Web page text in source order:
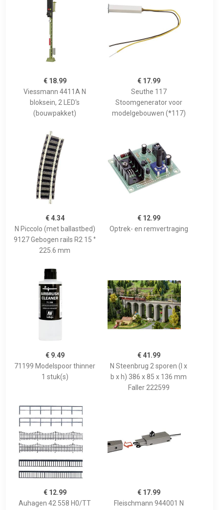
€ 18.99
Viessmann 4411A N
bloksein, 2 LED's
(bouwpakket)
€ 17.99
Seuthe 117
Stoomgenerator voor
modelgebouwen (*117)
€ 4.34
N Piccolo (met ballastbed)
9127 Gebogen rails R2 15 °
225.6 mm
€ 12.99
Optrek- en remvertraging
€ 9.49
71199 Modelspoor thinner
1 stuk(s)
€ 41.99
N Steenbrug 2 sporen (l x
b x h) 386 x 85 x 136 mm
Faller 222599
€ 12.99
Auhagen 42 558 H0/TT
€ 17.99
Fleischmann 944001 N